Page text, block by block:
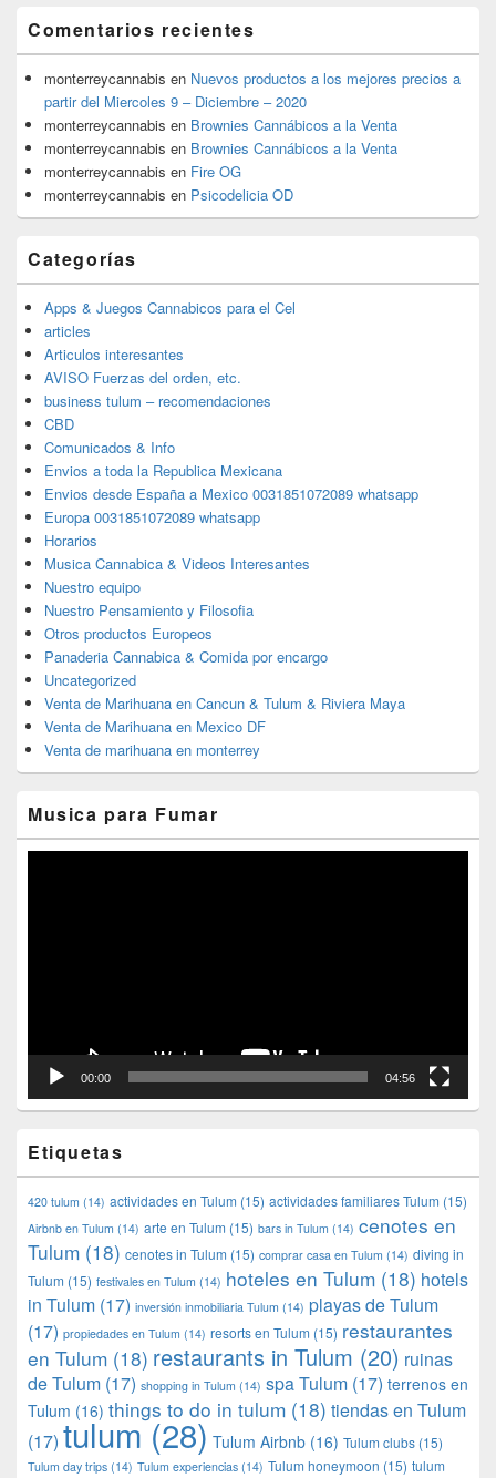
Comentarios recientes
monterreycannabis en Nuevos productos a los mejores precios a
partir del Miercoles 9 – Diciembre – 2020
monterreycannabis en Brownies Cannábicos a la Venta
monterreycannabis en Brownies Cannábicos a la Venta
monterreycannabis en Fire OG
monterreycannabis en Psicodelicia OD
Categorías
Apps & Juegos Cannabicos para el Cel
articles
Articulos interesantes
AVISO Fuerzas del orden, etc.
business tulum – recomendaciones
CBD
Comunicados & Info
Envios a toda la Republica Mexicana
Envios desde España a Mexico 0031851072089 whatsapp
Europa 0031851072089 whatsapp
Horarios
Musica Cannabica & Videos Interesantes
Nuestro equipo
Nuestro Pensamiento y Filosofia
Otros productos Europeos
Panaderia Cannabica & Comida por encargo
Uncategorized
Venta de Marihuana en Cancun & Tulum & Riviera Maya
Venta de Marihuana en Mexico DF
Venta de marihuana en monterrey
Musica para Fumar
00:00 04:56
Etiquetas
420 tulum (14) actividades en Tulum (15) actividades familiares Tulum (15)
Airbnb en Tulum (14) arte en Tulum (15) bars in Tulum (14) cenotes en
Tulum (18) cenotes in Tulum (15) comprar casa en Tulum (14) diving in
Tulum (15) festivales en Tulum (14) hoteles en Tulum (18) hotels
in Tulum (17) inversión inmobiliaria Tulum (14) playas de Tulum
(17) propiedades en Tulum (14) resorts en Tulum (15) restaurantes
en Tulum (18) restaurants in Tulum (20) ruinas
de Tulum (17) shopping in Tulum (14) spa Tulum (17) terrenos en
Tulum (16) things to do in tulum (18) tiendas en Tulum
(17) tulum(28) Tulum Airbnb (16) Tulum clubs (15)
Tulum day trips (14) Tulum experiencias (14) Tulum honeymoon (15) tulum